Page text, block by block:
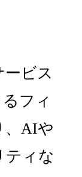
ビス
フィ
、AIや
ティな